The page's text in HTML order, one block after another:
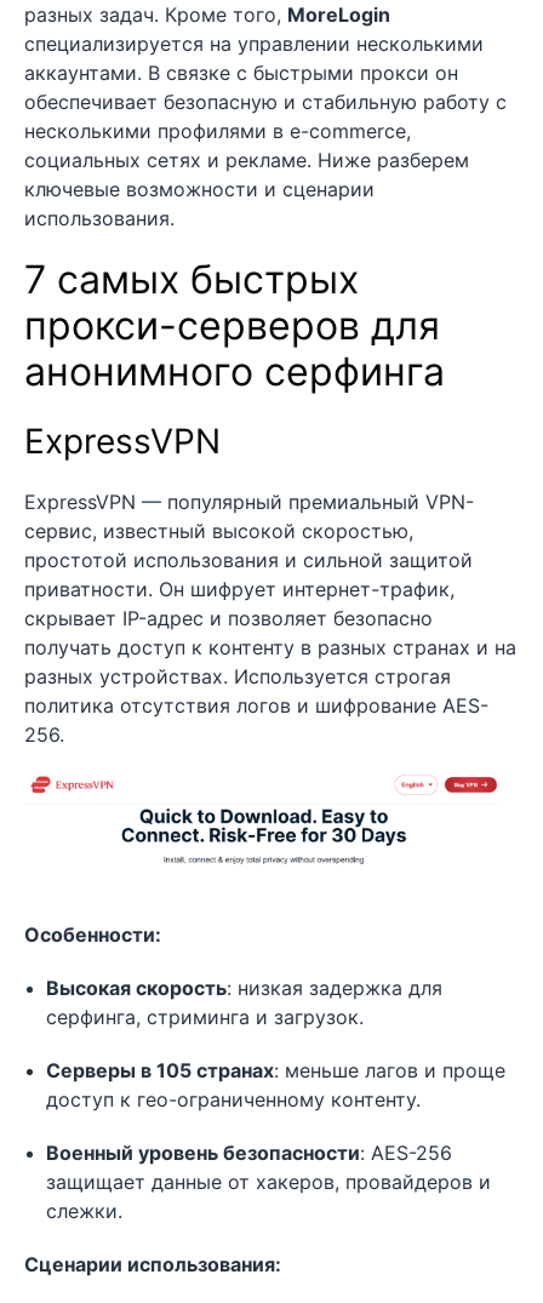
разных задач. Кроме того, MoreLogin
специализируется на управлении несколькими
аккаунтами. В связке с быстрыми прокси он
обеспечивает безопасную и стабильную работу с
несколькими профилями в e-commerce,
социальных сетях и рекламе. Ниже разберем
ключевые возможности и сценарии
использования.
7 самых быстрых
прокси-серверов для
анонимного серфинга
ExpressVPN
ExpressVPN — популярный премиальный VPN-
сервис, известный высокой скоростью,
простотой использования и сильной защитой
приватности. Он шифрует интернет-трафик,
скрывает IP-адрес и позволяет безопасно
получать доступ к контенту в разных странах и на
разных устройствах. Используется строгая
политика отсутствия логов и шифрование AES-
256.
Особенности:
Высокая скорость: низкая задержка для
серфинга, стриминга и загрузок.
Серверы в 105 странах: меньше лагов и проще
доступ к гео-ограниченному контенту.
Военный уровень безопасности: AES-256
защищает данные от хакеров, провайдеров и
слежки.
Сценарии использования: